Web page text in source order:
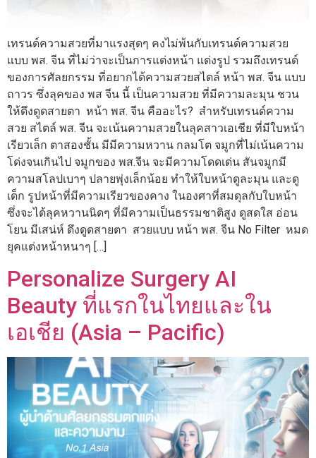
เทรนด์ความสวยที่มาแรงสุดๆ คงไม่พ้นกับเทรนด์ความสวย
แบบ พส. จีน ที่ไม่ว่าจะเป็นการแต่งหน้า แต่งรูป รวมถึงเทรนด์
ของการศัลยกรรม ที่อยากได้ความสวยสไตล์ หน้า พส. จีน แบบ
ถาวร ซึ่งลุคของ พส จีน นี้ เป็นความสวย ที่มีความละมุน ชวน
ให้ดึงดูดสายตา หน้า พส. จีน คืออะไร? สำหรับเทรนด์ความ
สวย สไตล์ พส. จีน จะเน้นความสวยในลุคสาวเอเชีย ที่มีใบหน้า
เรียวเล็ก ตาสองชั้น มีมีความหวาน กลมโต จมูกที่ไม่เน้นความ
โด่งจนเกินไป จมูกของ พส.จีน จะมีความโดดเด่น สันจมูกมี
ความสโลปเบาๆ ปลายพุ่งเล็กน้อย ทำให้ใบหน้าดูละมุน และดู
เด็ก รูปหน้าที่มีความเรียวของคาง ในองศาที่สมดุลกับใบหน้า
ซึ่งจะได้ลุคหวานนิดๆ ที่มีความเป็นธรรมชาติสูง ดูสดใส อ่อน
โยน มีเสน่ห์ ดึงดูดสายตา สวยแบบ หน้า พส. จีน No Filter หมด
ยุคแต่งหน้าหนาๆ […]
Personalize Surgery AI
Beauty ที่แรกในไทยและใน
เอเชีย (Asia – Pacific)